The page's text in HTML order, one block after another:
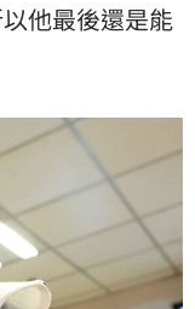
他最後還是能